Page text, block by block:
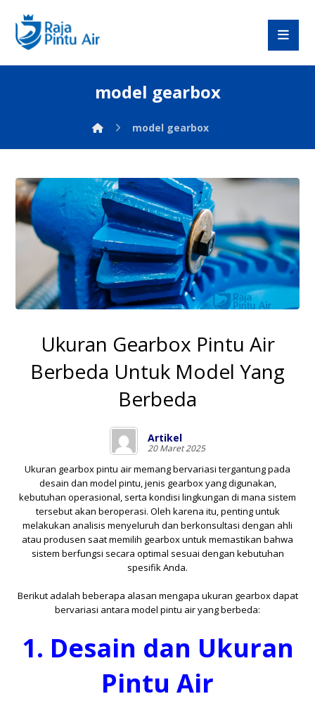
model gearbox
model gearbox
Ukuran Gearbox Pintu Air
Berbeda Untuk Model Yang
Berbeda
Artikel
20 Maret 2025
Ukuran gearbox pintu air memang bervariasi tergantung pada
desain dan model pintu, jenis gearbox yang digunakan,
kebutuhan operasional, serta kondisi lingkungan di mana sistem
tersebut akan beroperasi. Oleh karena itu, penting untuk
melakukan analisis menyeluruh dan berkonsultasi dengan ahli
atau produsen saat memilih gearbox untuk memastikan bahwa
sistem berfungsi secara optimal sesuai dengan kebutuhan
spesifik Anda.
Berikut adalah beberapa alasan mengapa ukuran gearbox dapat
bervariasi antara model pintu air yang berbeda:
1. Desain dan Ukuran
Pintu Air